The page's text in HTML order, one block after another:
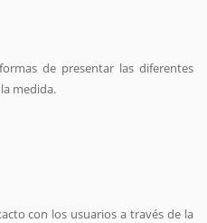
de presentar las diferentes
medida.
con los usuarios a través de la